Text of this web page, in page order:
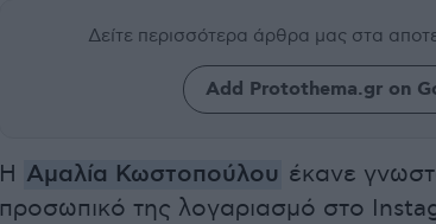
Δείτε περισσότερα άρθρα μας στα
Add Protothema.gr on
Η Αμαλία Κωστοπούλου έκανε
προσωπικό της λογαριασμό στο